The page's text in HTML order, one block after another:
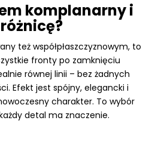
komplanarny i
też współpłaszczyznowym, to
fronty po zamknięciu
równej linii – bez żadnych
Efekt jest spójny, elegancki i
charakter. To wybór
detal ma znaczenie.